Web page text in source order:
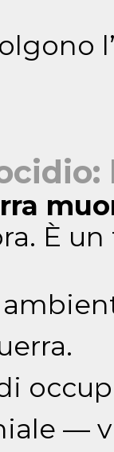
È un
—